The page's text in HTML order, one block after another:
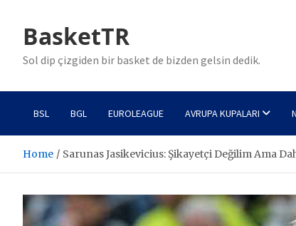
contentBasketTR
Sol dip çizgiden bir basket de bizden gelsin dedik.
BSL BGL EUROLEAGUE AVRUPA KUPALARI
Home Sarunas Jasikevicius: Şikayetçi Değilim Ama